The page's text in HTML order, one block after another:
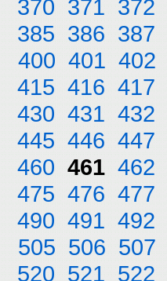
370 371 372
385 386 387
400 401 402
415 416 417
430 431 432
445 446 447
460 461 462
475 476 477
490 491 492
505 506 507
520 521 522